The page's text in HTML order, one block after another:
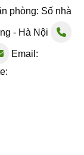
phòng: Số nhà
- Hà Nội
Email: